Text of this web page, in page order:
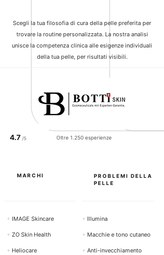
Scegli la tua filosofia di cura della pelle preferita per
trovare la routine personalizzata. La nostra analisi
unisce la competenza clinica alle esigenze individuali
della tua pelle, per risultati visibili.
4.7 /5 Oltre 1.250 esperienze
MARCHI
PROBLEMI DELLA
PELLE
+ IMAGE Skincare + Illumina
+ ZO Skin Health + Macchie e tono cutaneo
+ Heliocare + Anti-invecchiamento